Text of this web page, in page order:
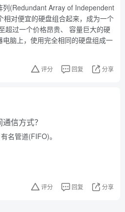
列(Redundant Array of Independent
相对便宜的硬盘组合起来，成为一个
超过一个价格昂贵、 容量巨大的硬
脑上，使用完全相同的硬盘组成一
评分 回复 分享
信方式？
名管道(FIFO)。
评分 回复 分享